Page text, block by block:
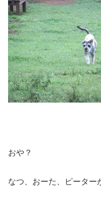
おや？
なつ、おーた、ピーター